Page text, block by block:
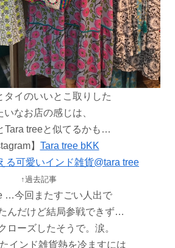
タイのいいとこ取りした
いなお店の感じは、
Tara treeと似てるかも…
】 Tara tree bKK
る可愛いインド雑貨@tara tree
↑過去記事
…今回またすごい人出で
んだけど結局参戦できず…
ローズしたそうで。涙。
インド雑貨熱を冷ますには